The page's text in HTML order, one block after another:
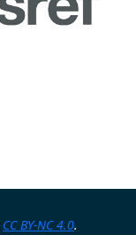
CC BY-NC 4.0.